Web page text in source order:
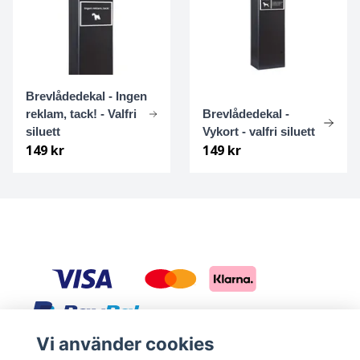
Brevlådedekal - Ingen
reklam, tack! - Valfri
siluett
149 kr
Brevlådedekal -
Vykort - valfri siluett
149 kr
Vi använder cookies
Ungersk Vizsla
Vorsteh
Vostotjnoevropejskaja ovtjarka
Welsh Corgi
Welshterrier